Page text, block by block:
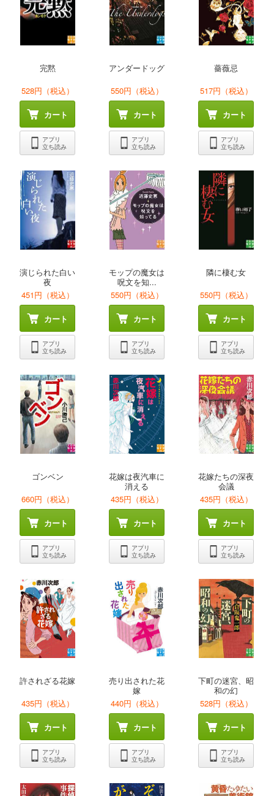
完黙
528円（税込）
カート
アプリ
立ち読み
アンダードッグ
550円（税込）
カート
アプリ
立ち読み
薔薇忌
517円（税込）
カート
アプリ
立ち読み
演じられた白い
夜
451円（税込）
カート
アプリ
立ち読み
モップの魔女は
呪文を知...
550円（税込）
カート
アプリ
立ち読み
隣に棲む女
550円（税込）
カート
アプリ
立ち読み
ゴンベン
660円（税込）
カート
アプリ
立ち読み
花嫁は夜汽車に
消える
435円（税込）
カート
アプリ
立ち読み
花嫁たちの深夜
会議
435円（税込）
カート
アプリ
立ち読み
許されざる花嫁
435円（税込）
カート
アプリ
立ち読み
売り出された花
嫁
440円（税込）
カート
アプリ
立ち読み
下町の迷宮、昭
和の幻
528円（税込）
カート
アプリ
立ち読み